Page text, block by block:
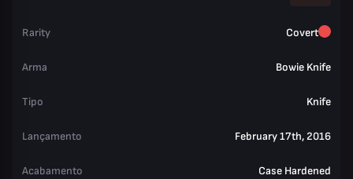
Rarity Covert
Arma Bowie Knife
Tipo Knife
Lançamento February 17th, 2016
Acabamento Case Hardened